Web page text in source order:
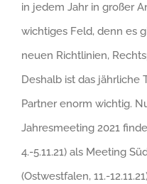
in jedem Jahr in großer
wichtiges Feld, denn es
neuen Richtlinien,
Deshalb ist das jährliche
Partner enorm wichtig.
Jahresmeeting 2021
4.-5.11.21) als Meeting
(Ostwestfalen, 11.-